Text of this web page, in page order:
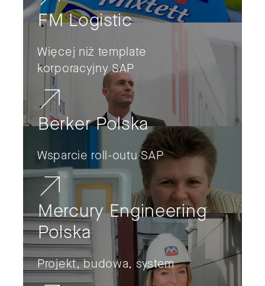
FM Logistic
Więcej niż template
korporacyjny SAP
Berker Polska
Wsparcie roll-outu SAP
Mercury Engineering
Polska
Projekt, budowa, system